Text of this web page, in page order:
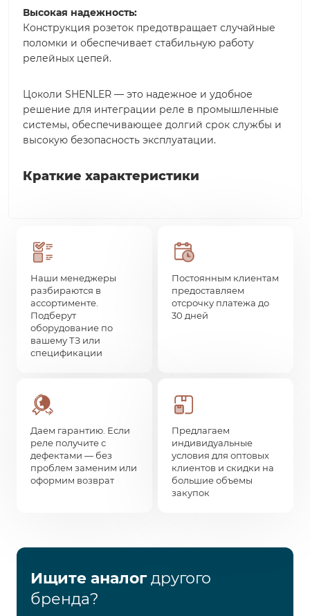
Высокая надежность:
Конструкция розеток предотвращает случайные
поломки и обеспечивает стабильную работу
релейных цепей.
Цоколи SHENLER — это надежное и удобное
решение для интеграции реле в промышленные
системы, обеспечивающее долгий срок службы и
высокую безопасность эксплуатации.
Краткие характеристики
Наши менеджеры
разбираются в
ассортименте.
Подберут
оборудование по
вашему ТЗ или
спецификации
Постоянным клиентам
предоставляем
отсрочку платежа до
30 дней
Даем гарантию. Если
реле получите с
дефектами — без
проблем заменим или
оформим возврат
Предлагаем
индивидуальные
условия для оптовых
клиентов и скидки на
большие объемы
закупок
Ищите аналогдругого
бренда?